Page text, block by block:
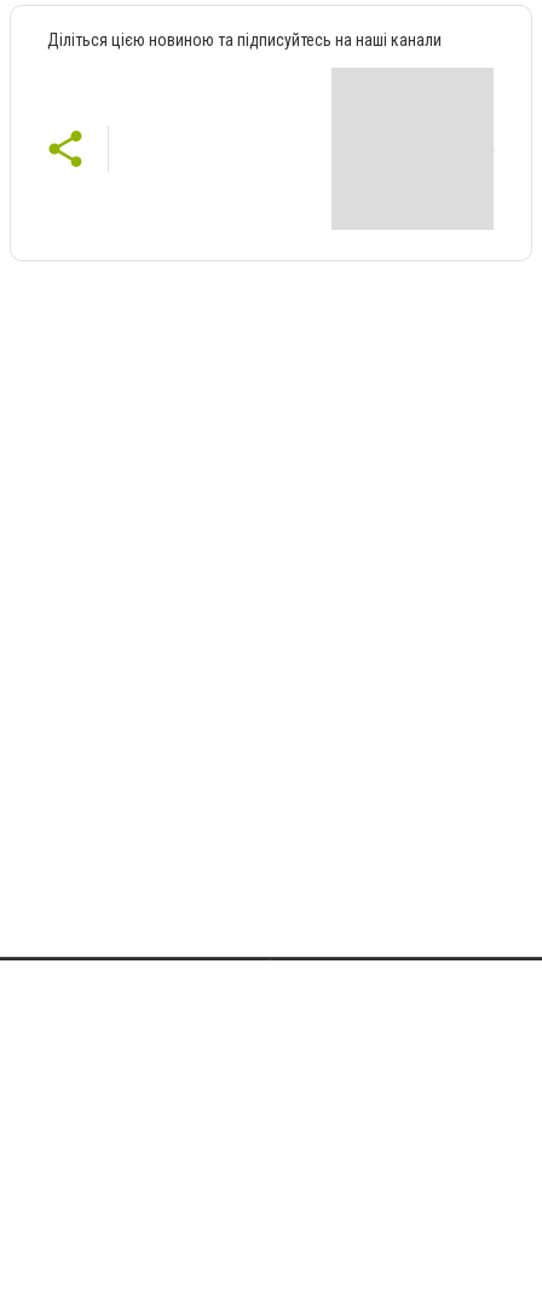
Діліться цією новиною та підписуйтесь на наші канали